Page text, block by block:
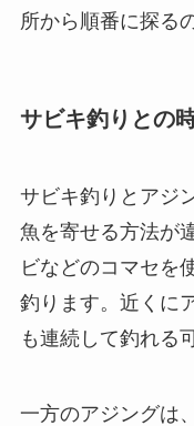
所から順番に探る
サビキ釣りとの
サビキ釣りとアジ
魚を寄せる方法が
ビなどのコマセを
釣ります。近くに
も連続して釣れる
一方のアジングは